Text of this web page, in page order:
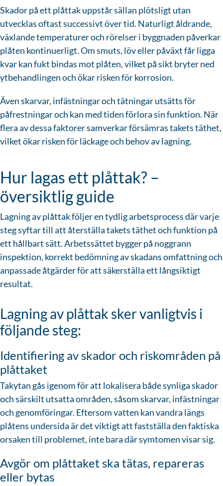
Skador på ett plåttak uppstår sällan plötsligt utan
utvecklas oftast successivt över tid. Naturligt åldrande,
växlande temperaturer och rörelser i byggnaden påverkar
plåten kontinuerligt. Om smuts, löv eller påväxt får ligga
kvar kan fukt bindas mot plåten, vilket på sikt bryter ned
ytbehandlingen och ökar risken för korrosion.
Även skarvar, infästningar och tätningar utsätts för
påfrestningar och kan med tiden förlora sin funktion. När
flera av dessa faktorer samverkar försämras takets täthet,
vilket ökar risken för läckage och behov av lagning.
Hur lagas ett plåttak? –
översiktlig guide
Lagning av plåttak följer en tydlig arbetsprocess där varje
steg syftar till att återställa takets täthet och funktion på
ett hållbart sätt. Arbetssättet bygger på noggrann
inspektion, korrekt bedömning av skadans omfattning och
anpassade åtgärder för att säkerställa ett långsiktigt
resultat.
Lagning av plåttak sker vanligtvis i
följande steg:
Identifiering av skador och riskområden på
plåttaket
Takytan gås igenom för att lokalisera både synliga skador
och särskilt utsatta områden, såsom skarvar, infästningar
och genomföringar. Eftersom vatten kan vandra längs
plåtens undersida är det viktigt att fastställa den faktiska
orsaken till problemet, inte bara där symtomen visar sig.
Avgör om plåttaket ska tätas, repareras
eller bytas